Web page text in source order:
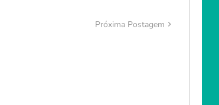
Próxima Postagem